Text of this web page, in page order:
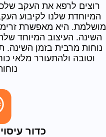
רוצים לרפא את העקב
המיוחדת שלנו לקיבוע
מושלמת. היא מאפשרת
השינה. העיצוב המיוחד
נוחות מרבית בזמן השינה.
וטובה ולהתעורר מלאי
כדור